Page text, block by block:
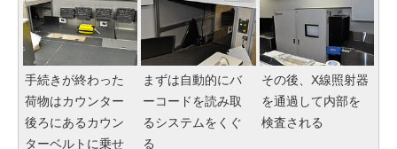
手続きが終わった
荷物はカウンター
後ろにあるカウン
ターベルトに乗せ
まずは自動的にバ
ーコードを読み取
るシステムをくぐ
る
その後、X線照射器
を通過して内部を
検査される